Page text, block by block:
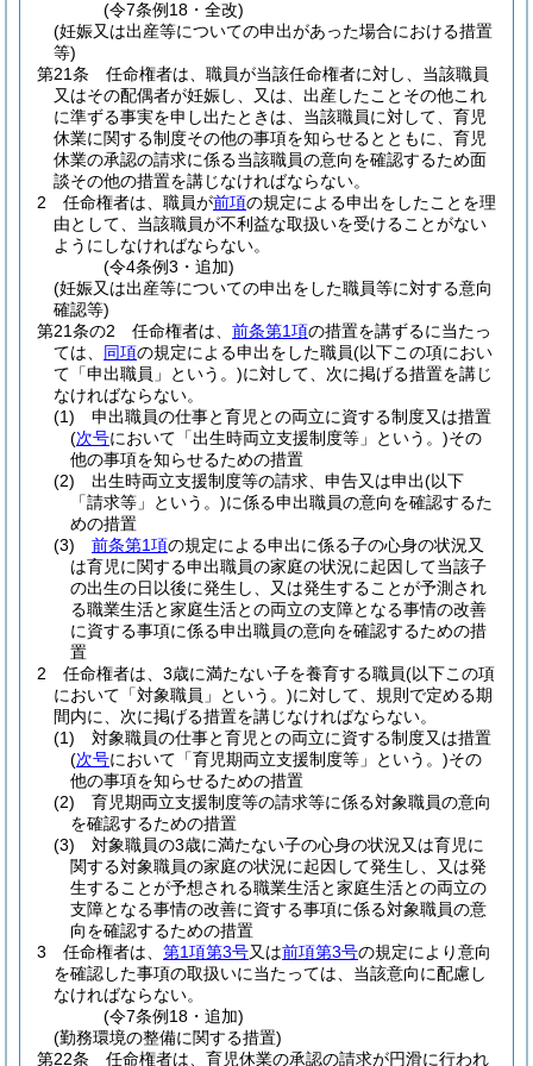
(令7条例18・全改)
(妊娠又は出産等についての申出があった場合における措置
等)
第21条
任命権者は、職員が当該任命権者に対し、当該職員
又はその配偶者が妊娠し、又は、出産したことその他これ
に準ずる事実を申し出たときは、当該職員に対して、育児
休業に関する制度その他の事項を知らせるとともに、育児
休業の承認の請求に係る当該職員の意向を確認するため面
談その他の措置を講じなければならない。
2
任命権者は、職員が前項の規定による申出をしたことを理
由として、当該職員が不利益な取扱いを受けることがない
ようにしなければならない。
(令4条例3・追加)
(妊娠又は出産等についての申出をした職員等に対する意向
確認等)
第21条の2
任命権者は、 前条第1項の措置を講ずるに当たっ
ては、 同項の規定による申出をした職員(以下この項におい
て「申出職員」という。)に対して、次に掲げる措置を講じ
なければならない。
(1)
申出職員の仕事と育児との両立に資する制度又は措置
(次号において「出生時両立支援制度等」という。)その
他の事項を知らせるための措置
(2)
出生時両立支援制度等の請求、申告又は申出(以下
「請求等」という。)に係る申出職員の意向を確認するた
めの措置
(3)
前条第1項の規定による申出に係る子の心身の状況又
は育児に関する申出職員の家庭の状況に起因して当該子
の出生の日以後に発生し、又は発生することが予測され
る職業生活と家庭生活との両立の支障となる事情の改善
に資する事項に係る申出職員の意向を確認するための措
置
2
任命権者は、3歳に満たない子を養育する職員(以下この項
において「対象職員」という。)に対して、規則で定める期
間内に、次に掲げる措置を講じなければならない。
(1)
対象職員の仕事と育児との両立に資する制度又は措置
(次号において「育児期両立支援制度等」という。)その
他の事項を知らせるための措置
(2)
育児期両立支援制度等の請求等に係る対象職員の意向
を確認するための措置
(3)
対象職員の3歳に満たない子の心身の状況又は育児に
関する対象職員の家庭の状況に起因して発生し、又は発
生することが予想される職業生活と家庭生活との両立の
支障となる事情の改善に資する事項に係る対象職員の意
向を確認するための措置
3
任命権者は、 第1項第3号又は前項第3号の規定により意向
を確認した事項の取扱いに当たっては、当該意向に配慮し
なければならない。
(令7条例18・追加)
(勤務環境の整備に関する措置)
第22条
任命権者は、育児休業の承認の請求が円滑に行われ